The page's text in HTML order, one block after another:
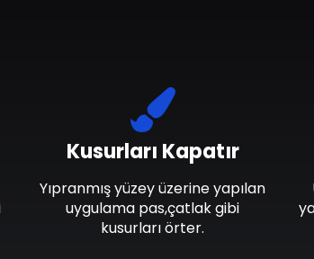
Kusurları Kapatır
Yıpranmış yüzey üzerine yapılan
uygulama pas,çatlak gibi
kusurları örter.